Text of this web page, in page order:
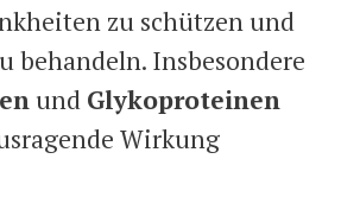
zu schützen und
behandeln. Insbesondere
und Glykoproteinen
Wirkung